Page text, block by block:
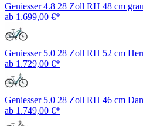
Geniesser 4.8 28 Zoll RH 48 cm
ab 1.699,00 €*
Geniesser 5.0 28 Zoll RH 52 cm
ab 1.729,00 €*
Geniesser 5.0 28 Zoll RH 46 cm
ab 1.749,00 €*